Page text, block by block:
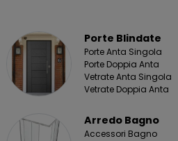
Porte Blindate
Porte Anta Singola
Porte Doppia Anta
Vetrate Anta Singola
Vetrate Doppia Anta
Arredo Bagno
Accessori Bagno